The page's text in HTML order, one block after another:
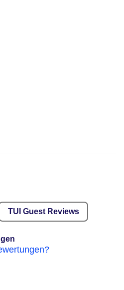
TUI Guest Reviews